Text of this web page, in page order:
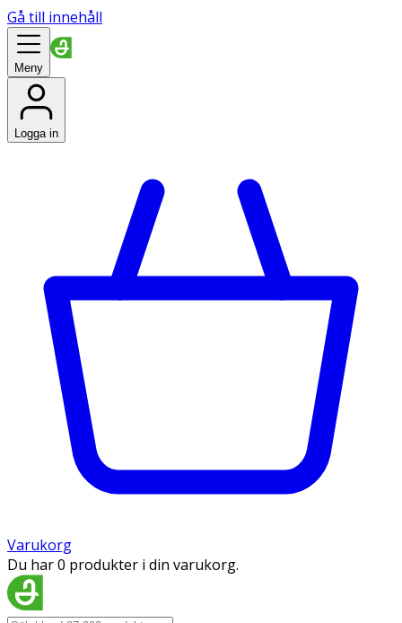
Gå till innehåll
Meny
Logga in
Varukorg
Du har 0 produkter i din varukorg.